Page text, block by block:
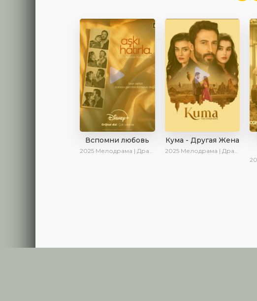
Вспомни любовь
2025 Мелодрама | Драма | Детектив | Комедия | Новинки | Сериалы 2025
Кума - Другая Жена
2025 Мелодрама | Драма | Новинки | Сериалы 2025